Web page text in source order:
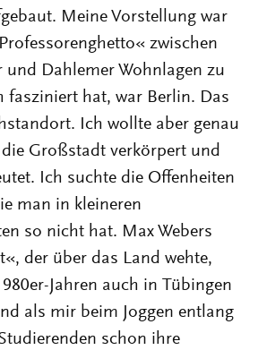
Meine Vorstellung war
zwischen
und Dahlemer Wohnlagen zu
fasziniert hat, war Berlin. Das
Ich wollte aber genau
Großstadt verkörpert und
Ich suchte die Offenheiten
man in kleineren
so nicht hat. Max Webers
der über das Land wehte,
Jahren auch in Tübingen
als mir beim Joggen entlang
schon ihre